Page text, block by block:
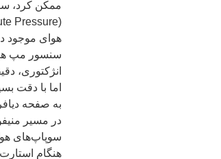
هوای موجود
سنسور مپ
انژکتوری،
اما با دقت
به صفحه
سوپاپ‌های
هنگام